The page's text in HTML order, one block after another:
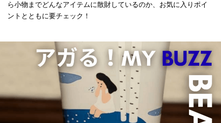
ら小物までどんなアイテムに散財しているのか、お気に入りポイ
ントとともに要チェック！